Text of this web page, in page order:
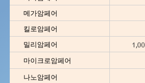
메가암페어
킬로암페어
밀리암페어
마이크로암페어
나노암페어